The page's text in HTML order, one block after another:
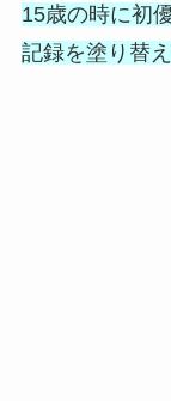
15歳の時に初
記録を塗り替え